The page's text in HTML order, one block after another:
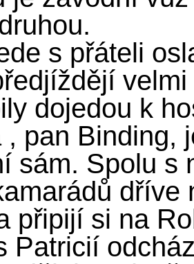
s přáteli
dojedou k
, pan Binding,
sám. Spolu s
dříve
připijí si na
Patricií